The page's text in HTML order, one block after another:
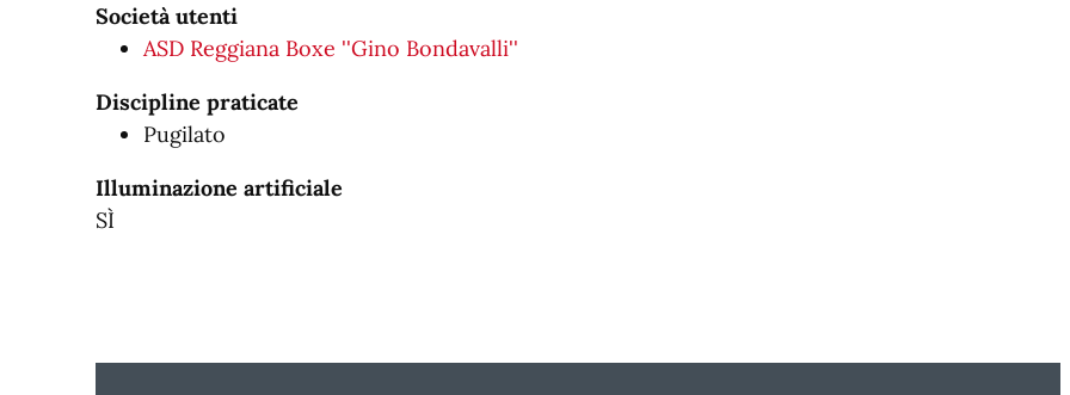
Società utenti
ASD Reggiana Boxe ''Gino Bondavalli''
Discipline praticate
Pugilato
Illuminazione artificiale
SÌ